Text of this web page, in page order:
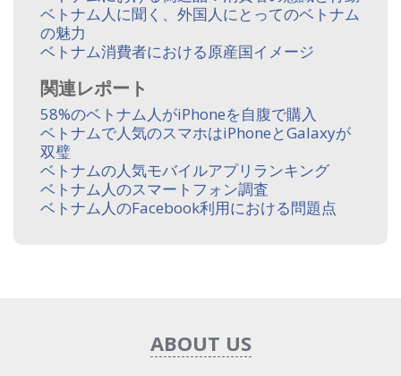
ベトナム人に聞く、外国人にとってのベトナム
の魅力
ベトナム消費者における原産国イメージ
関連レポート
58%のベトナム人がiPhoneを自腹で購入
ベトナムで人気のスマホはiPhoneとGalaxyが
双璧
ベトナムの人気モバイルアプリランキング
ベトナム人のスマートフォン調査
ベトナム人のFacebook利用における問題点
ABOUT US